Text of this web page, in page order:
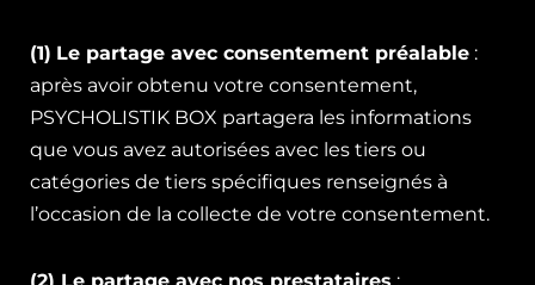
(1) Le partage avec consentement préalable :
après avoir obtenu votre consentement,
PSYCHOLISTIK BOX partagera les informations
que vous avez autorisées avec les tiers ou
catégories de tiers spécifiques renseignés à
l’occasion de la collecte de votre consentement.
(2) Le partage avec nos prestataires :